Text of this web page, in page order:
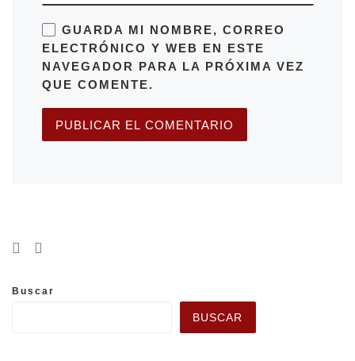
GUARDA MI NOMBRE, CORREO
ELECTRÓNICO Y WEB EN ESTE
NAVEGADOR PARA LA PRÓXIMA VEZ
QUE COMENTE.
Buscar
BUSCAR